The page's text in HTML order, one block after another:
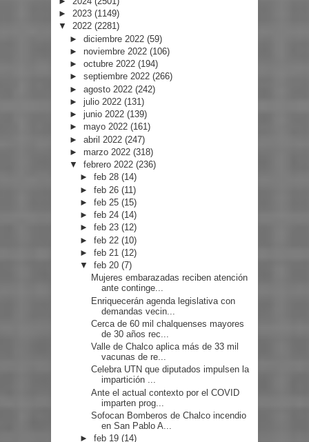
► 2023 (1149)
▼ 2022 (2281)
► diciembre 2022 (59)
► noviembre 2022 (106)
► octubre 2022 (194)
► septiembre 2022 (266)
► agosto 2022 (242)
► julio 2022 (131)
► junio 2022 (139)
► mayo 2022 (161)
► abril 2022 (247)
► marzo 2022 (318)
▼ febrero 2022 (236)
►feb 28(14)
►feb 26(11)
►feb 25(15)
►feb 24(14)
►feb 23(12)
►feb 22(10)
►feb 21(12)
▼feb 20(7)
Mujeres embarazadas reciben atención
ante continge...
Enriquecerán agenda legislativa con
demandas vecin...
Cerca de 60 mil chalquenses mayores
de 30 años rec...
Valle de Chalco aplica más de 33 mil
vacunas de re...
Celebra UTN que diputados impulsen la
impartición ...
Ante el actual contexto por el COVID
imparten prog...
Sofocan Bomberos de Chalco incendio
en San Pablo A...
►feb 19(14)